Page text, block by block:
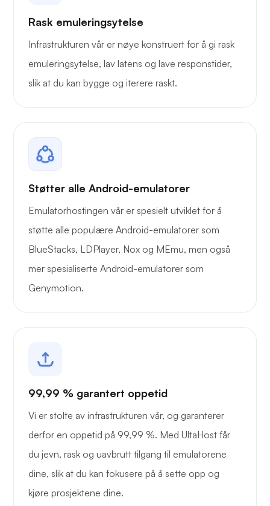
Rask emuleringsytelse
Infrastrukturen vår er nøye konstruert for å gi rask
emuleringsytelse, lav latens og lave responstider,
slik at du kan bygge og iterere raskt.
Støtter alle Android-emulatorer
Emulatorhostingen vår er spesielt utviklet for å
støtte alle populære Android-emulatorer som
BlueStacks, LDPlayer, Nox og MEmu, men også
mer spesialiserte Android-emulatorer som
Genymotion.
99,99 % garantert oppetid
Vi er stolte av infrastrukturen vår, og garanterer
derfor en oppetid på 99,99 %. Med UltaHost får
du jevn, rask og uavbrutt tilgang til emulatorene
dine, slik at du kan fokusere på å sette opp og
kjøre prosjektene dine.